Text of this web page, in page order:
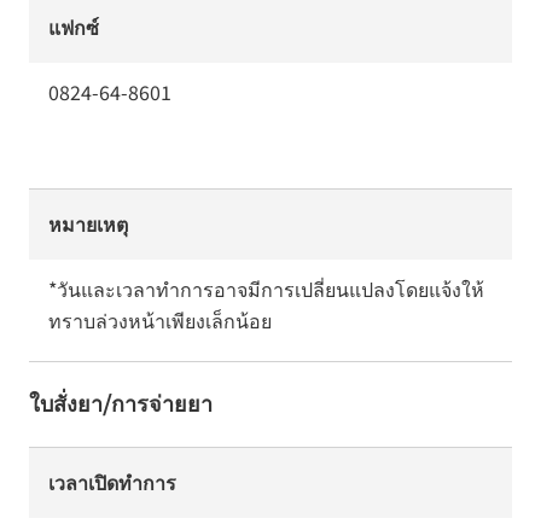
แฟกซ์
0824-64-8601
หมายเหตุ
*วันและเวลาทำการอาจมีการเปลี่ยนแปลงโดยแจ้งให้
ทราบล่วงหน้าเพียงเล็กน้อย
ใบสั่งยา/การจ่ายยา
เวลาเปิดทำการ